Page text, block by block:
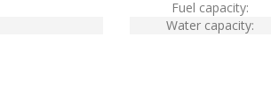
Fuel capacity:
Water capacity: